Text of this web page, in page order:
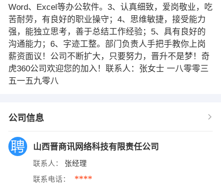
Word、Excel等办公软件。3、认真细致，爱岗敬业，吃
苦耐劳，有良好的职业操守；4、思维敏捷，接受能力
强，能独立思考，善于总结工作经验；5、具有良好的
沟通能力；6、字迹工整。部门负责人手把手教你上岗
薪资面议！公司不断扩大，只要努力，晋升不是梦！奇
虎360公司欢迎您的加入！联系人：张女士 一八零零三
五一五九零八
公司信息
山西晋商讯网络科技有限责任公司
联系人： 张经理
联系电话： ****